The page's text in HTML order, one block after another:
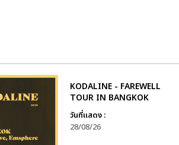
KODALINE - FAREWELL
TOUR IN BANGKOK
วันที่แสดง :
28/08/26